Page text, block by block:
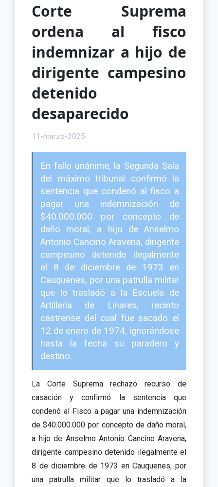
Corte Suprema
ordena al fisco
indemnizar a hijo de
dirigente campesino
detenido
desaparecido
11-marzo-2025
En fallo unánime, la Segunda Sala
del máximo tribunal confirmó la
sentencia que condenó al fisco a
pagar una indemnización de
$40.000.000 por concepto de
daño moral, a hijo de Anselmo
Antonio Cancino Aravena, dirigente
campesino detenido ilegalmente
el 8 de diciembre de 1973 en
Cauquenes, por una patrulla militar
que lo trasladó a la Escuela de
Artillería de Linares, recinto
castrense del cual fue sacado el
12 de enero de 1974, ignorándose
hasta la fecha su paradero y
destino.
La Corte Suprema rechazó recurso de
casación y confirmó la sentencia que
condenó al Fisco a pagar una indemnización
de $40.000.000 por concepto de daño moral,
a hijo de Anselmo Antonio Cancino Aravena,
dirigente campesino detenido ilegalmente el
8 de diciembre de 1973 en Cauquenes, por
una patrulla militar que lo trasladó a la